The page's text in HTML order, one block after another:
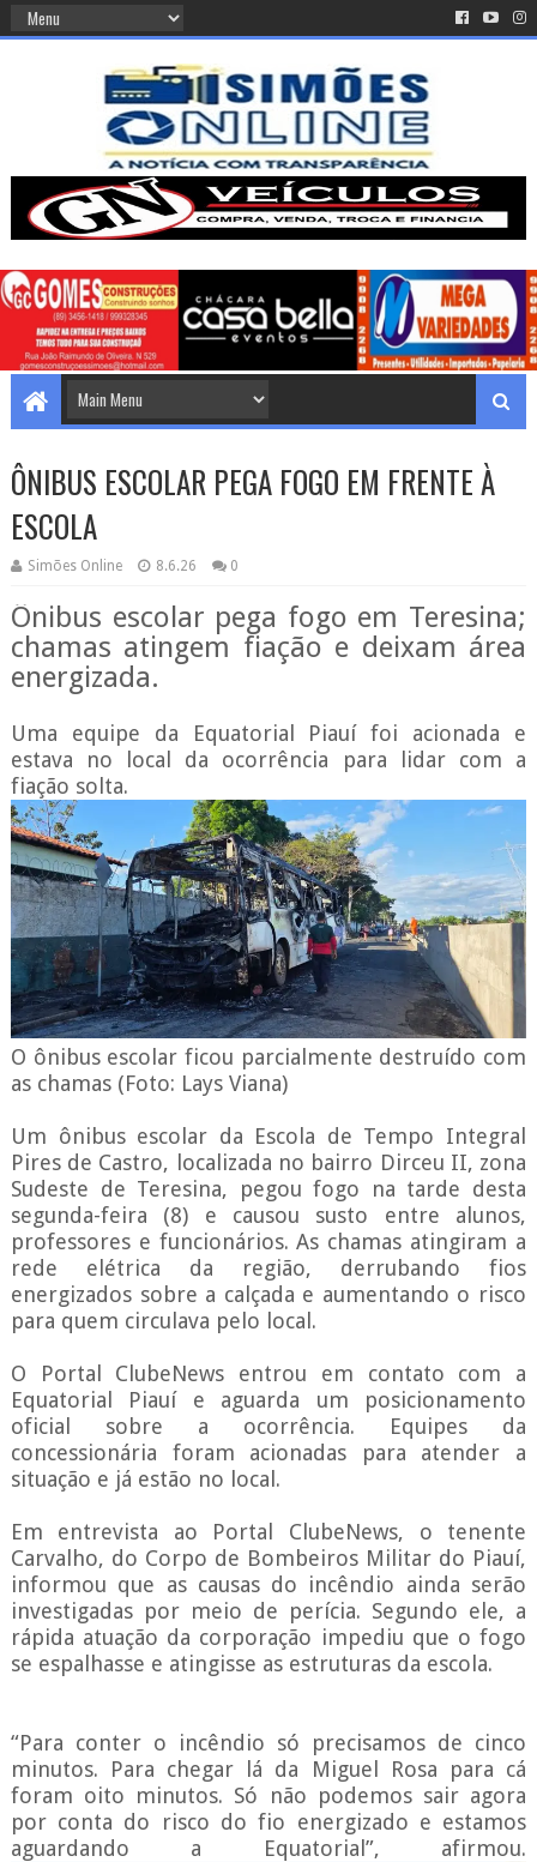
ÔNIBUS ESCOLAR PEGA FOGO EM FRENTE À
ESCOLA
Simões Online 8.6.26 0
Ônibus escolar pega fogo em Teresina;
chamas atingem fiação e deixam área
energizada.
Uma equipe da Equatorial Piauí foi acionada e
estava no local da ocorrência para lidar com a
fiação solta.
O ônibus escolar ficou parcialmente destruído com
as chamas (Foto: Lays Viana)
Um ônibus escolar da Escola de Tempo Integral
Pires de Castro, localizada no bairro Dirceu II, zona
Sudeste de Teresina, pegou fogo na tarde desta
segunda-feira (8) e causou susto entre alunos,
professores e funcionários. As chamas atingiram a
rede elétrica da região, derrubando fios
energizados sobre a calçada e aumentando o risco
para quem circulava pelo local.
O Portal ClubeNews entrou em contato com a
Equatorial Piauí e aguarda um posicionamento
oficial sobre a ocorrência. Equipes da
concessionária foram acionadas para atender a
situação e já estão no local.
Em entrevista ao Portal ClubeNews, o tenente
Carvalho, do Corpo de Bombeiros Militar do Piauí,
informou que as causas do incêndio ainda serão
investigadas por meio de perícia. Segundo ele, a
rápida atuação da corporação impediu que o fogo
se espalhasse e atingisse as estruturas da escola.
“Para conter o incêndio só precisamos de cinco
minutos. Para chegar lá da Miguel Rosa para cá
foram oito minutos. Só não podemos sair agora
por conta do risco do fio energizado e estamos
aguardando a Equatorial”, afirmou.